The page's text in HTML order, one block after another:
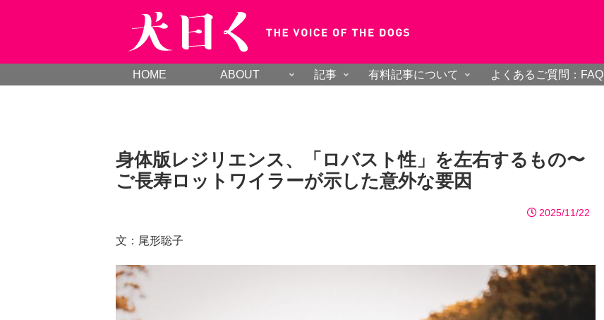
HOME ABOUT 記事 有料記事について よくあるご質問：FAQ
身体版レジリエンス、「ロバスト性」を左右するもの〜
ご長寿ロットワイラーが示した意外な要因
2025/11/22
文：尾形聡子